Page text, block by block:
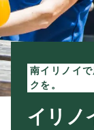
イリノ
南イリノイ
クを。